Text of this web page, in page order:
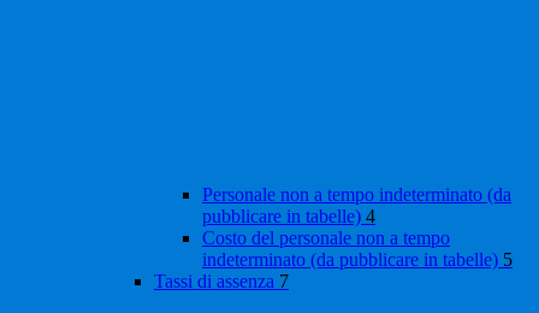
Personale non a tempo indeterminato (da
pubblicare in tabelle) 4
Costo del personale non a tempo
indeterminato (da pubblicare in tabelle) 5
Tassi di assenza 7